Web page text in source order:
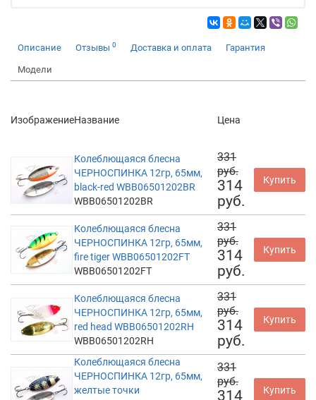
Описание Отзывы 0 Доставка и оплата Гарантия
Модели
ИзображениеНазвание Цена
Колеблющаяся блесна
ЧЕРНОСПИНКА 12гр, 65мм,
black-red WBB06501202BR
WBB06501202BR
331
руб.
314
руб.
Купить
Колеблющаяся блесна
ЧЕРНОСПИНКА 12гр, 65мм,
fire tiger WBB06501202FT
WBB06501202FT
331
руб.
314
руб.
Купить
Колеблющаяся блесна
ЧЕРНОСПИНКА 12гр, 65мм,
red head WBB06501202RH
WBB06501202RH
331
руб.
314
руб.
Купить
Колеблющаяся блесна
ЧЕРНОСПИНКА 12гр, 65мм,
желтые точки
331
руб.
314 Купить